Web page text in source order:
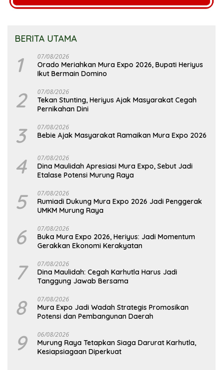
BERITA UTAMA
1 07/08/2026
Orado Meriahkan Mura Expo 2026, Bupati Heriyus
Ikut Bermain Domino
2 07/08/2026
Tekan Stunting, Heriyus Ajak Masyarakat Cegah
Pernikahan Dini
3 07/08/2026
Bebie Ajak Masyarakat Ramaikan Mura Expo 2026
4 07/08/2026
Dina Maulidah Apresiasi Mura Expo, Sebut Jadi
Etalase Potensi Murung Raya
5 07/08/2026
Rumiadi Dukung Mura Expo 2026 Jadi Penggerak
UMKM Murung Raya
6 07/08/2026
Buka Mura Expo 2026, Heriyus: Jadi Momentum
Gerakkan Ekonomi Kerakyatan
7 07/08/2026
Dina Maulidah: Cegah Karhutla Harus Jadi
Tanggung Jawab Bersama
8 07/08/2026
Mura Expo Jadi Wadah Strategis Promosikan
Potensi dan Pembangunan Daerah
9 06/08/2026
Murung Raya Tetapkan Siaga Darurat Karhutla,
Kesiapsiagaan Diperkuat